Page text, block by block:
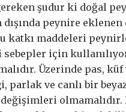
şudur ki doğal
peynire eklenen
katkı maddeleri
için
Üzerinde pas,
ve canlı bir